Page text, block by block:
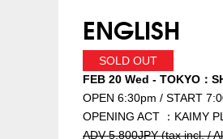
ENGLISH
SOLD OUT
FEB 20 Wed - TOKYO：
OPEN 6:30pm / START
OPENING ACT ：KAIMY
ADV 5,800JPY (tax incl. /